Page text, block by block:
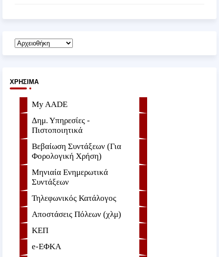
ΧΡΉΣΙΜΑ
My AADE
Δημ. Υπηρεσίες -
Πιστοποιητικά
Βεβαίωση Συντάξεων (Για
Φορολογική Χρήση)
Μηνιαία Ενημερωτικά
Συντάξεων
Τηλεφωνικός Κατάλογος
Αποστάσεις Πόλεων (χλμ)
ΚΕΠ
e-ΕΦKA